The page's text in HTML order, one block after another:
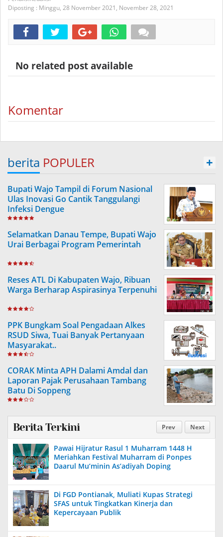
Diposting : Minggu, 28 November 2021, November 28, 2021
No related post available
Komentar
berita POPULER +
Bupati Wajo Tampil di Forum Nasional
Ulas Inovasi Go Cantik Tanggulangi
Infeksi Dengue
Selamatkan Danau Tempe, Bupati Wajo
Urai Berbagai Program Pemerintah
Reses ATL Di Kabupaten Wajo, Ribuan
Warga Berharap Aspirasinya Terpenuhi
PPK Bungkam Soal Pengadaan Alkes
RSUD Siwa, Tuai Banyak Pertanyaan
Masyarakat..
CORAK Minta APH Dalami Amdal dan
Laporan Pajak Perusahaan Tambang
Batu Di Soppeng
Prev Next
Berita Terkini
Pawai Hijratur Rasul 1 Muharram 1448 H
Meriahkan Festival Muharram di Ponpes
Daarul Mu’minin As’adiyah Doping
Di FGD Pontianak, Muliati Kupas Strategi
SFAS untuk Tingkatkan Kinerja dan
Kepercayaan Publik